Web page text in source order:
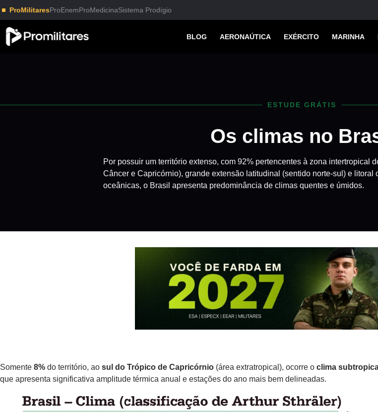
ProMilitaresProEnemProMedicinaSistema Prodígio
BLOG AERONAÚTICA EXÉRCITO MARINHA
ESTUDE GRÁTIS
Os climas no
Por possuir um território extenso, com 92% pertencentes à zona intertropical
Câncer e Capricórnio), grande extensão latitudinal (sentido norte-sul) e litoral
oceânicas, o Brasil apresenta predominância de climas quentes e úmidos.
Somente 8% do território, ao sul do Trópico de Capricórnio (área extratropical), ocorre o clima
que apresenta significativa amplitude térmica anual e estações do ano mais bem delineadas.